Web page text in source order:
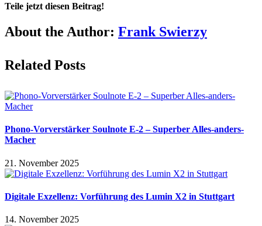
Teile jetzt diesen Beitrag!
Facebook
X
Reddit
LinkedIn
Pinterest
Vk
About the Author: Frank Swierzy
Related Posts
Phono-Vorverstärker Soulnote E-2 – Superber Alles-anders-
Macher
21. November 2025
Digitale Exzellenz: Vorführung des Lumin X2 in Stuttgart
14. November 2025